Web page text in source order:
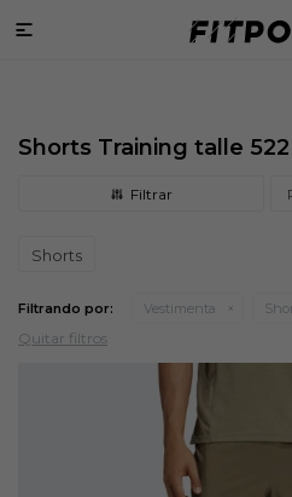

Shorts Training talle 522
Shorts
Filtrando por: Vestimenta
Quitar filtros